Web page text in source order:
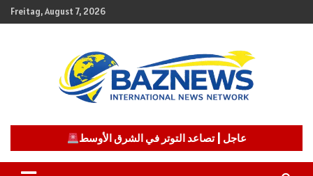
Skip
to
Freitag, August 7, 2026
BAZNEWS
عاجل | تصاعد التوتر في الشرق الأوسط